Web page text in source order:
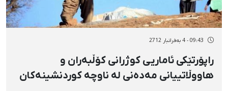
09:43 - 4 بەفرانبار 2712
راپۆرتێکی ئاماریی کوژرانی کۆڵبەران و
هاووڵاتییانی مەدەنی لە ناوچە کوردنشینەکان